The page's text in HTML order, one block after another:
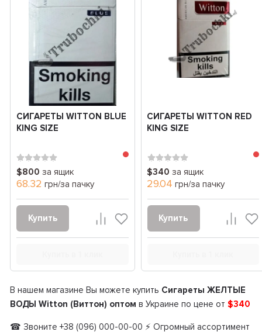
СИГАРЕТЫ WITTON BLUE
KING SIZE
$800 за ящик
68.32 грн/за пачку
Купить
СИГАРЕТЫ WITTON RED
KING SIZE
$340 за ящик
29.04 грн/за пачку
Купить
В нашем магазине Вы можете купить Сигареты ЖЕЛТЫЕ
ВОДЫ Witton (Виттон) оптом в Украине по цене от $340
☎ Звоните +38 (096) 000-00-00 ⚡ Огромный ассортимент